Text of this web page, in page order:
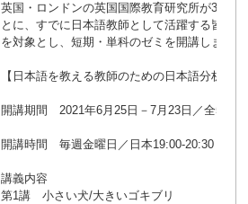
英国・ロンドンの英国国際教育研究所が30年
とに、すでに日本語教師として活躍する皆さ
を対象とし、短期・単科のゼミを開講します。
【日本語を教える教師のための日本語分析の
開講期間　2021年6月25日－7月23日／全5講
開講時間　毎週金曜日／日本19:00-20:30（英
講義内容
第1講　小さい犬/大きいゴキブリ